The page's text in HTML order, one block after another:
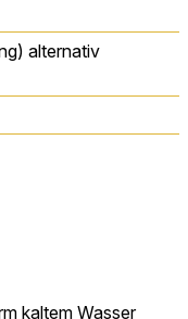
alternativ
kaltem Wasser